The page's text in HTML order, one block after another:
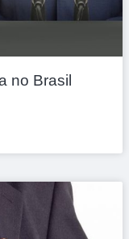
no Brasil